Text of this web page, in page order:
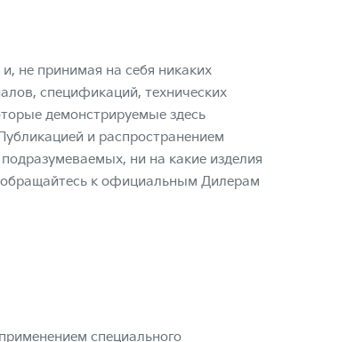
не принимая на себя никаких
спецификаций, технических
демонстрируемые здесь
и распространением
ни на какие изделия
обращайтесь к официальным Дилерам
специального